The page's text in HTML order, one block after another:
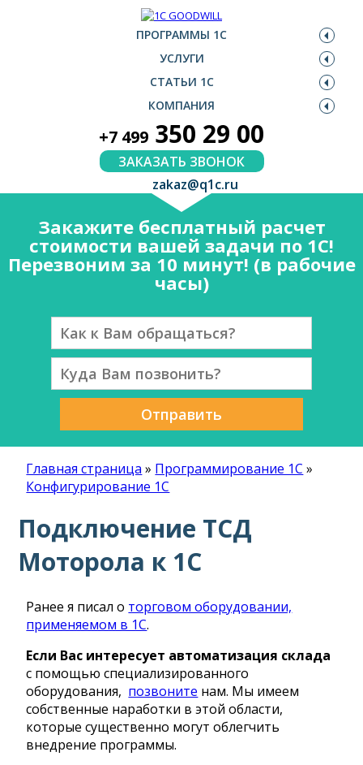
ПРОГРАММЫ 1С
УСЛУГИ
СТАТЬИ 1С
КОМПАНИЯ
+7 499 350 29 00
ЗАКАЗАТЬ ЗВОНОК
zakaz@q1c.ru
Закажите бесплатный расчет
стоимости вашей задачи по 1С!
Перезвоним за 10 минут! (в рабочие
часы)
Отправить
Главная страница » Программирование 1С »
Конфигурирование 1С
Подключение ТСД
Моторола к 1С
Ранее я писал о торговом оборудовании,
применяемом в 1С.
Если Вас интересует автоматизация склада
с помощью специализированного
оборудования, позвоните нам. Мы имеем
собственные наработки в этой области,
которые существенно могут облегчить
внедрение программы.